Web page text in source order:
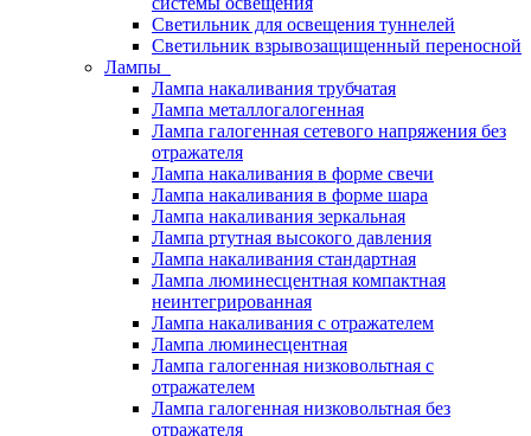
Светильник для освещения туннелей
Светильник взрывозащищенный переносной
Лампы
Лампа накаливания трубчатая
Лампа металлогалогенная
Лампа галогенная сетевого напряжения без
отражателя
Лампа накаливания в форме свечи
Лампа накаливания в форме шара
Лампа накаливания зеркальная
Лампа ртутная высокого давления
Лампа накаливания стандартная
Лампа люминесцентная компактная
неинтегрированная
Лампа накаливания с отражателем
Лампа люминесцентная
Лампа галогенная низковольтная с
отражателем
Лампа галогенная низковольтная без
отражателя